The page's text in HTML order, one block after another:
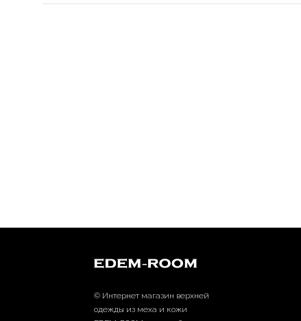
© Интернет магазин верхней
одежды из меха и кожи